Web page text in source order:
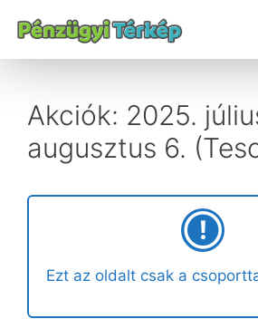
Akciók: 2025.
augusztus 6.
Ezt az oldalt csak a